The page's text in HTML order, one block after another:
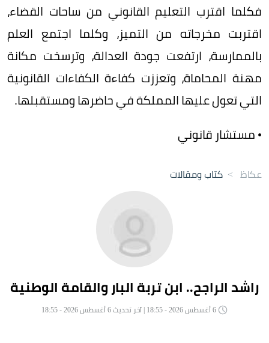
فكلما اقترب التعليم القانوني من ساحات القضاء،
اقتربت مخرجاته من التميز، وكلما اجتمع العلم
بالممارسة، ارتفعت جودة العدالة، وترسخت مكانة
مهنة المحاماة، وتعززت كفاءة الكفاءات القانونية
التي تعول عليها المملكة في حاضرها ومستقبلها.
• مستشار قانوني
عكاظ > كتاب ومقالات
راشد الراجح.. ابن تربة البار والقامة الوطنية